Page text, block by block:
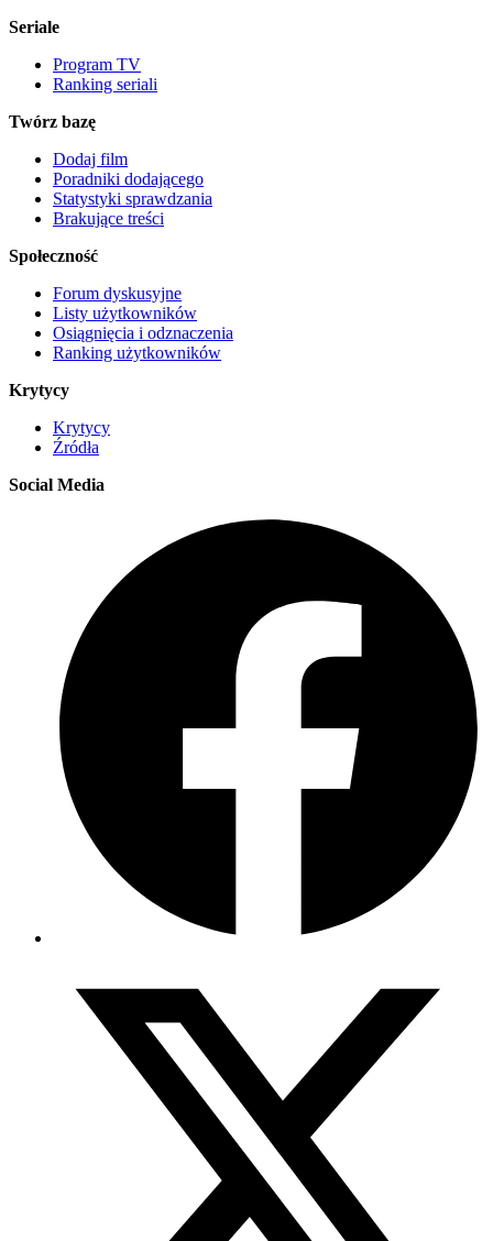
Seriale
Program TV
Ranking seriali
Twórz bazę
Dodaj film
Poradniki dodającego
Statystyki sprawdzania
Brakujące treści
Społeczność
Forum dyskusyjne
Listy użytkowników
Osiągnięcia i odznaczenia
Ranking użytkowników
Krytycy
Krytycy
Źródła
Social Media